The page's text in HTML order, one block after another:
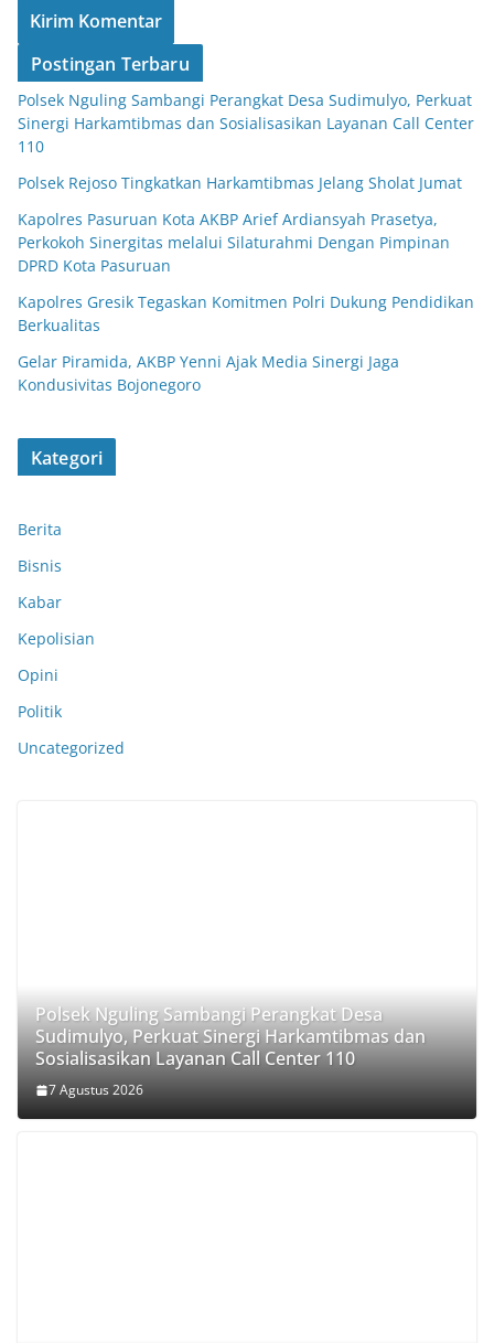
Postingan Terbaru
Polsek Nguling Sambangi Perangkat Desa Sudimulyo, Perkuat
Sinergi Harkamtibmas dan Sosialisasikan Layanan Call Center
110
Polsek Rejoso Tingkatkan Harkamtibmas Jelang Sholat Jumat
Kapolres Pasuruan Kota AKBP Arief Ardiansyah Prasetya,
Perkokoh Sinergitas melalui Silaturahmi Dengan Pimpinan
DPRD Kota Pasuruan
Kapolres Gresik Tegaskan Komitmen Polri Dukung Pendidikan
Berkualitas
Gelar Piramida, AKBP Yenni Ajak Media Sinergi Jaga
Kondusivitas Bojonegoro
Kategori
Berita
Bisnis
Kabar
Kepolisian
Opini
Politik
Uncategorized
Polsek Nguling Sambangi Perangkat Desa
Sudimulyo, Perkuat Sinergi Harkamtibmas dan
Sosialisasikan Layanan Call Center 110
7 Agustus 2026